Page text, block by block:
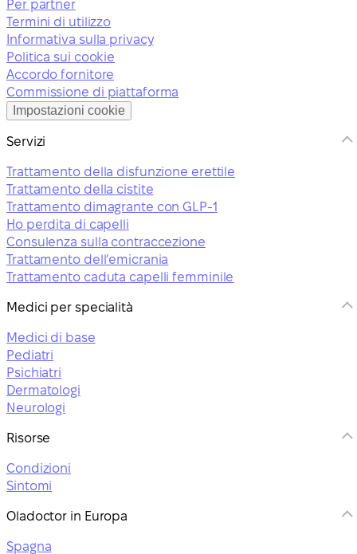
Per partner
Termini di utilizzo
Informativa sulla privacy
Politica sui cookie
Accordo fornitore
Commissione di piattaforma
Impostazioni cookie
Servizi
Trattamento della disfunzione erettile
Trattamento della cistite
Trattamento dimagrante con GLP-1
Ho perdita di capelli
Consulenza sulla contraccezione
Trattamento dell’emicrania
Trattamento caduta capelli femminile
Medici per specialità
Medici di base
Pediatri
Psichiatri
Dermatologi
Neurologi
Risorse
Condizioni
Sintomi
Oladoctor in Europa
Spagna